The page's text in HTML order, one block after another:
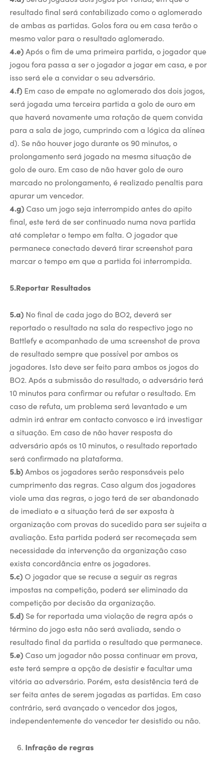
resultado final será contabilizado como o aglomerado
de ambas as partidas. Golos fora ou em casa terão o
mesmo valor para o resultado aglomerado.
4.e)Após o fim de uma primeira partida, o jogador que
jogou fora passa a ser o jogador a jogar em casa, e por
isso será ele a convidar o seu adversário.
4.f) Em caso de empate no aglomerado dos dois jogos,
será jogada uma terceira partida a golo de ouro em
que haverá novamente uma rotação de quem convida
para a sala de jogo, cumprindo com a lógica da alínea
d). Se não houver jogo durante os 90 minutos, o
prolongamento será jogado na mesma situação de
golo de ouro. Em caso de não haver golo de ouro
marcado no prolongamento, é realizado penaltis para
apurar um vencedor.
4.g)Caso um jogo seja interrompido antes do apito
final, este terá de ser continuado numa nova partida
até completar o tempo em falta. O jogador que
permanece conectado deverá tirar screenshot para
marcar o tempo em que a partida foi interrompida.
5.Reportar Resultados
5.a) No final de cada jogo do BO2, deverá ser
reportado o resultado na sala do respectivo jogo no
Battlefy e acompanhado de uma screenshot de prova
de resultado sempre que possível por ambos os
jogadores. Isto deve ser feito para ambos os jogos do
BO2. Após a submissão do resultado, o adversário terá
10 minutos para confirmar ou refutar o resultado. Em
caso de refuta, um problema será levantado e um
admin irá entrar em contacto convosco e irá investigar
a situação. Em caso de não haver resposta do
adversário após os 10 minutos, o resultado reportado
será confirmado na plataforma.
5.b)Ambos os jogadores serão responsáveis pelo
cumprimento das regras. Caso algum dos jogadores
viole uma das regras, o jogo terá de ser abandonado
de imediato e a situação terá de ser exposta à
organização com provas do sucedido para ser sujeita a
avaliação. Esta partida poderá ser recomeçada sem
necessidade da intervenção da organização caso
exista concordância entre os jogadores.
5.c)O jogador que se recuse a seguir as regras
impostas na competição, poderá ser eliminado da
competição por decisão da organização.
5.d) Se for reportada uma violação de regra após o
término do jogo esta não será avaliada, sendo o
resultado final da partida o resultado que permanece.
5.e)Caso um jogador não possa continuar em prova,
este terá sempre a opção de desistir e facultar uma
vitória ao adversário. Porém, esta desistência terá de
ser feita antes de serem jogadas as partidas. Em caso
contrário, será avançado o vencedor dos jogos,
independentemente do vencedor ter desistido ou não.
Infração de regras